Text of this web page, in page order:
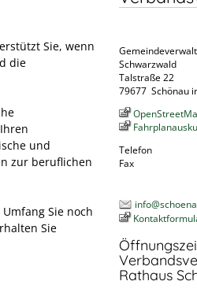
Sie, wenn
die
und
zur beruflichen
Sie noch
Sie
Schwarzwald
Talstraße 22
79677 Schönau
Telefon
Fax
Rathaus